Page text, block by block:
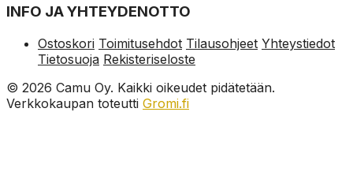
INFO JA YHTEYDENOTTO
Ostoskori Toimitusehdot Tilausohjeet Yhteystiedot
Tietosuoja Rekisteriseloste
© 2026 Camu Oy. Kaikki oikeudet pidätetään.
Verkkokaupan toteutti Gromi.fi